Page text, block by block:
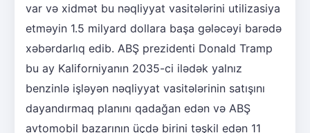
var və xidmət bu nəqliyyat vasitələrini utilizasiya
etməyin 1.5 milyard dollara başa gələcəyi barədə
xəbərdarlıq edib. ABŞ prezidenti Donald Tramp
bu ay Kaliforniyanın 2035-ci ilədək yalnız
benzinlə işləyən nəqliyyat vasitələrinin satışını
dayandırmaq planını qadağan edən və ABŞ
avtomobil bazarının üçdə birini təşkil edən 11